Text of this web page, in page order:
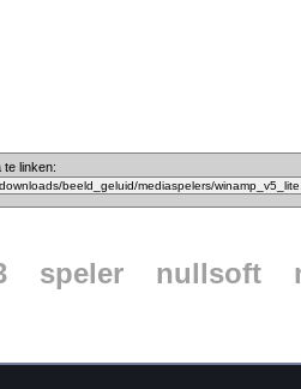
te linken:
speler nullsoft